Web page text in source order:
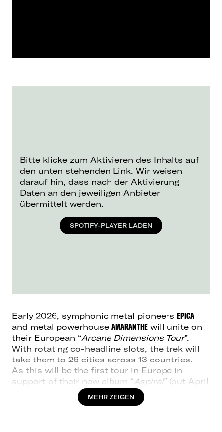
Bitte klicke zum Aktivieren des Inhalts auf
den unten stehenden Link. Wir weisen
darauf hin, dass nach der Aktivierung
Daten an den jeweiligen Anbieter
übermittelt werden.
SPOTIFY-PLAYER LADEN
Early 2026, symphonic metal pioneers EPICA
and metal powerhouse AMARANTHE will unite on
their European “Arcane Dimensions Tour”.
With rotating co-headline slots, the trek will
take them to 26 cities across 13 countries.
As this will be the first tour in Europe in
support of their new album “Aspiral” (out April
), which has been labelled as “a
masterclass in storytelling, grandeur, and
MEHR ZEIGEN